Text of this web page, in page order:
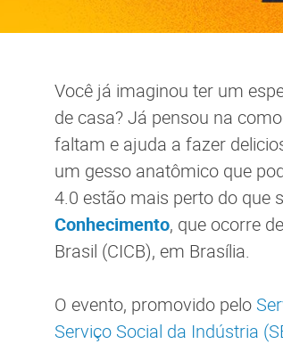
Você já imaginou ter um
de casa? Já pensou na
faltam e ajuda a fazer
um gesso anatômico que
4.0 estão mais perto do que
Conhecimento, que ocorre
Brasil (CICB), em Brasília.
O evento, promovido pelo
Serviço Social da Indústria